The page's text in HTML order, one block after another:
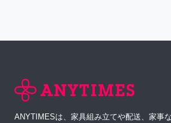
ANYTIMESは、家具組み立てや配送、家事